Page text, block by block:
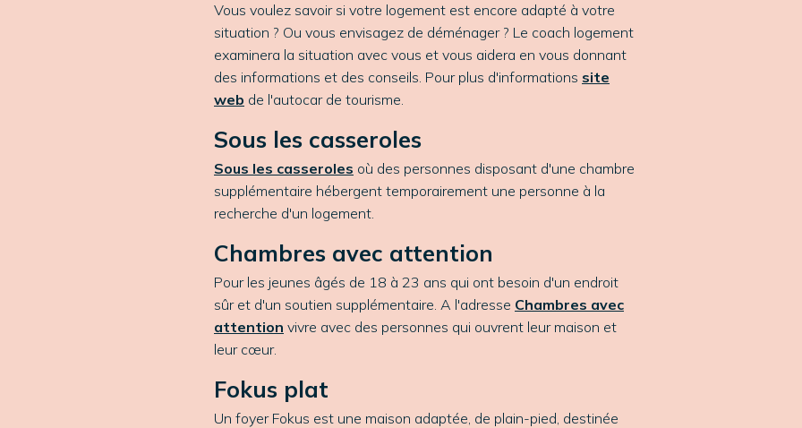
Vous voulez savoir si votre logement est encore adapté à votre
situation ? Ou vous envisagez de déménager ? Le coach logement
examinera la situation avec vous et vous aidera en vous donnant
des informations et des conseils. Pour plus d'informations site
web de l'autocar de tourisme.
Sous les casseroles
Sous les casseroles où des personnes disposant d'une chambre
supplémentaire hébergent temporairement une personne à la
recherche d'un logement.
Chambres avec attention
Pour les jeunes âgés de 18 à 23 ans qui ont besoin d'un endroit
sûr et d'un soutien supplémentaire. A l'adresse Chambres avec
attention vivre avec des personnes qui ouvrent leur maison et
leur cœur.
Fokus plat
Un foyer Fokus est une maison adaptée, de plain-pied, destinée